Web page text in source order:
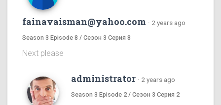
fainavaisman@yahoo.com · 2 years ago
Season 3 Episode 8 / Сезон 3 Серия 8
Next please
administrator · 2 years ago
Season 3 Episode 2 / Сезон 3 Серия 2